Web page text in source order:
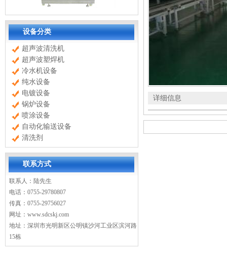
设备分类
超声波清洗机
超声波塑焊机
冷水机设备
纯水设备
电镀设备
锅炉设备
喷涂设备
自动化输送设备
清洗剂
联系方式
联系人：陆先生
电话：0755-29780807
传真：0755-29756027
网址： www.sdcskj.com
地址：深圳市光明新区公明镇沙河工业区滨河路
15栋
详细信息